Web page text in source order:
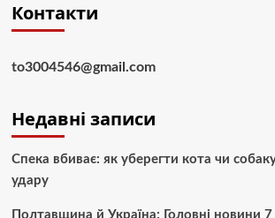
Контакти
to3004546@gmail.com
Недавні записи
Спека вбиває: як уберегти кота чи
удару
Полтавщина й Україна: Головні новини 7